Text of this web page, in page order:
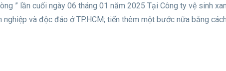
” lần cuối ngày 06 tháng 01 năm 2025 Tại Công ty vệ sinh
và độc đáo ở TP.HCM; tiến thêm một bước nữa bằng